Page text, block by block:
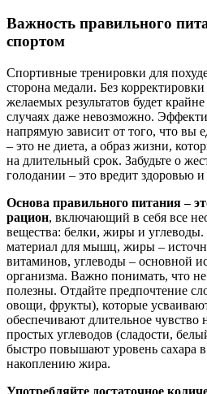
Важность правильного
спортом
Спортивные тренировки для
сторона медали. Без
желаемых результатов будет
случаях даже невозможно.
напрямую зависит от того, что вы
– это не диета, а образ жизни,
на длительный срок. Забудьте о
голодании – это вредит здоровью
Основа правильного питания –
рацион, включающий в себя все
вещества: белки, жиры и
материал для мышц, жиры –
витаминов, углеводы – основной
организма. Важно понимать, что
полезны. Отдайте предпочтение
овощи, фрукты), которые
обеспечивают длительное чувство
простых углеводов (сладости,
быстро повышают уровень сахара
накоплению жира.
Употребляйте достаточное